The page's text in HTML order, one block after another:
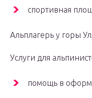
спортивная
Альплагерь у горы
Услуги для
помощь в